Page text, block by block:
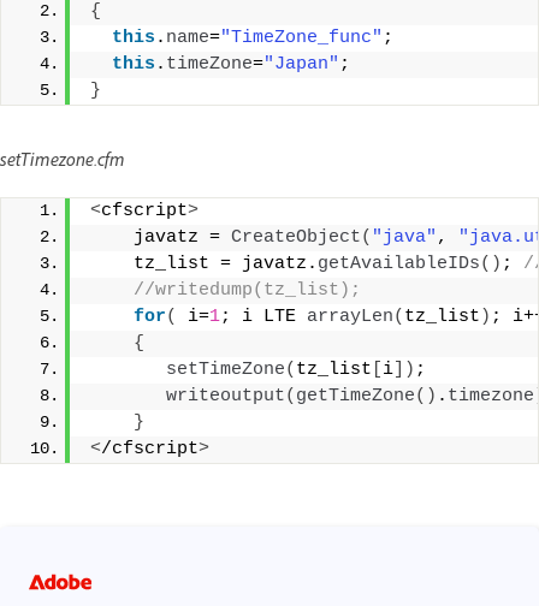
{
this . name="TimeZone_func" ;
this . timeZone="Japan" ;
}
setTimezone.cfm
<cfscript>
    javatz =
CreateObject( "java" ,
    tz_list = javatz.
getAvailableIDs() ;
//writedump(tz_list);
for( i=1; i LTE arrayLen( tz_list ) ;
{
setTimeZone( tz_list i ]) ;
writeoutput( getTimeZone() . timezone
}
</cfscript>